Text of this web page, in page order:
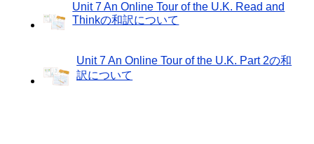
Unit 7 An Online Tour of the U.K. Read and
Thinkの和訳について
Unit 7 An Online Tour of the U.K. Part 2の和
訳について